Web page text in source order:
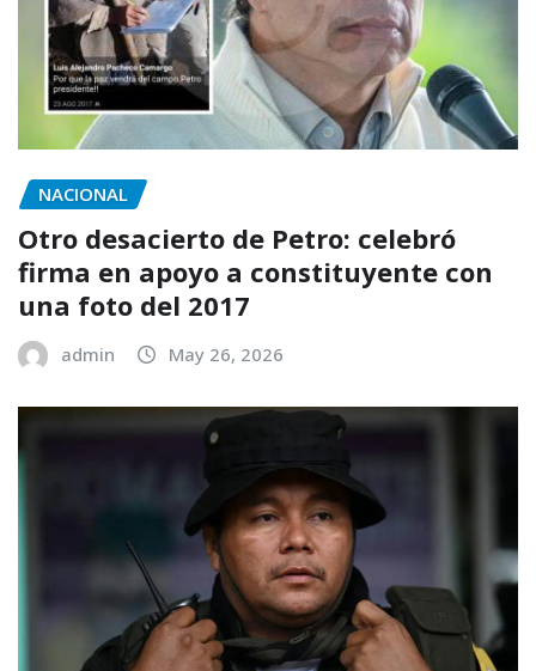
NACIONAL
Otro desacierto de Petro: celebró
firma en apoyo a constituyente con
una foto del 2017
admin May 26, 2026